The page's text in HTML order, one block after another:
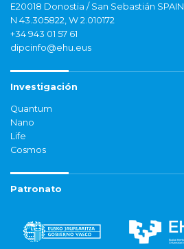
E20018 Donostia / San Sebastián SPAIN
N 43.305822, W 2.010172
+34 943 01 57 61
dipcinfo@ehu.eus
Investigación
Quantum
Nano
Life
Cosmos
Patronato